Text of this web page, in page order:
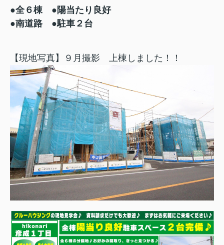
●全６棟 ●陽当たり良好
●南道路 ●駐車２台
【現地写真】９月撮影 上棟しました！！